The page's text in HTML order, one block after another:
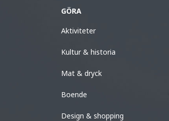
GÖRA
Aktiviteter
Kultur & historia
Mat & dryck
Boende
Design & shopping